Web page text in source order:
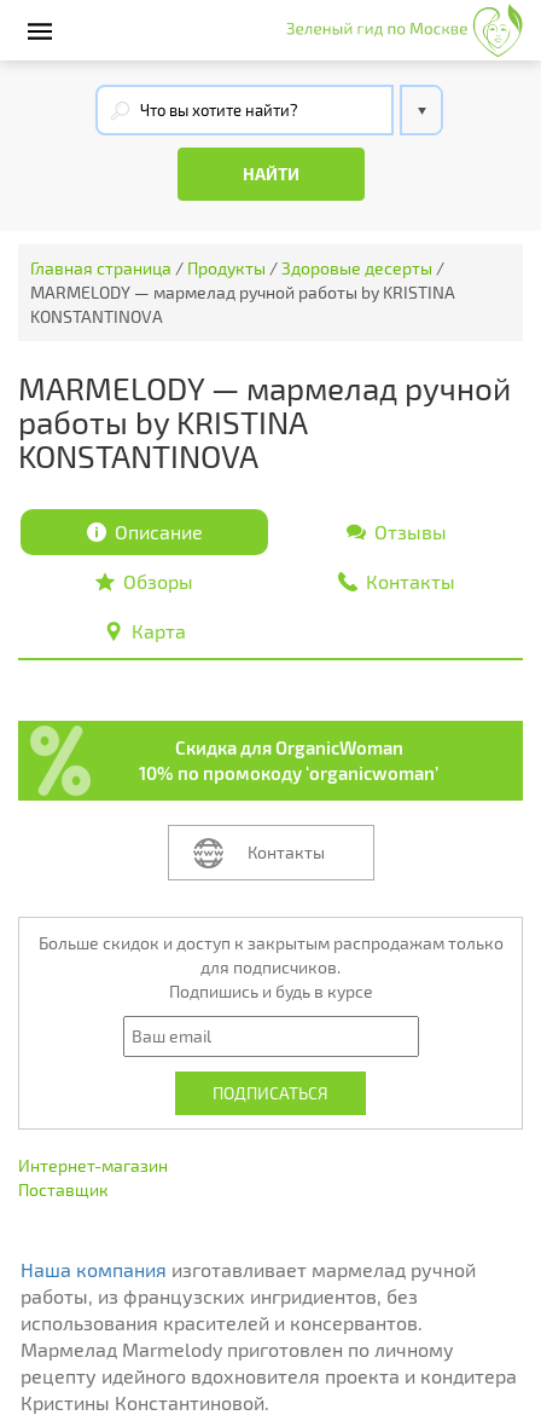
Главная страница / Продукты /Здоровые десерты /
MARMELODY — мармелад ручной работы by KRISTINA
KONSTANTINOVA
MARMELODY — мармелад ручной
работы by KRISTINA
KONSTANTINOVA
Описание Отзывы
Обзоры Контакты
Карта
Скидка для OrganicWoman
10% по промокоду ‘organicwoman’
Контакты
Больше скидок и доступ к закрытым распродажам только
для подписчиков.
Подпишись и будь в курсе
Интернет-магазин
Поставщик
Наша компания изготавливает мармелад ручной
работы, из французских ингридиентов, без
использования красителей и консервантов.
Мармелад Marmelody приготовлен по личному
рецепту идейного вдохновителя проекта и кондитера
Кристины Константиновой.